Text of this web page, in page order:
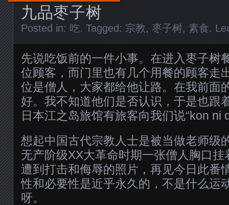
九品枣子树
Posted in: 吃. Tagged: 宗教, 枣子树, 素食.
先说吃饭前的一件小事。在进入枣子树
位顾客，而门里也有几个用餐的顾客走
位是僧人，大家都给他让路。在我前面
好。我不知道他们是否认识，于是也跟
日本江之岛旅馆有旅客向我们说“kon ni
想起中国古代宗教人士是被当做老师级
无产阶级XX大革命时期一张僧人胸口挂
遭到打击和侮辱的照片，再见今日此番
性和必要性是近乎永久的，不是什么运
呀。